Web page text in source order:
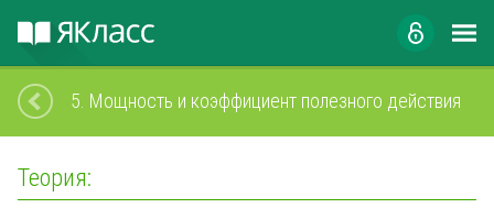
5. Мощность и коэффициент полезного действия
Теория: